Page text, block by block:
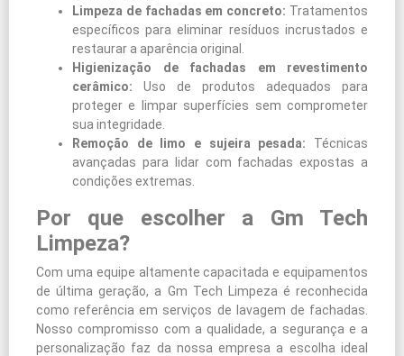
Limpeza de fachadas em concreto: Tratamentos
específicos para eliminar resíduos incrustados e
restaurar a aparência original.
Higienização de fachadas em revestimento
cerâmico: Uso de produtos adequados para
proteger e limpar superfícies sem comprometer
sua integridade.
Remoção de limo e sujeira pesada: Técnicas
avançadas para lidar com fachadas expostas a
condições extremas.
Por que escolher a Gm Tech
Limpeza?
Com uma equipe altamente capacitada e equipamentos
de última geração, a Gm Tech Limpeza é reconhecida
como referência em serviços de lavagem de fachadas.
Nosso compromisso com a qualidade, a segurança e a
personalização faz da nossa empresa a escolha ideal